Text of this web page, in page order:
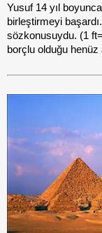
Yusuf 14 yıl boyunca
birleştirmeyi
sözkonusuydu. (1
borçlu olduğu henüz